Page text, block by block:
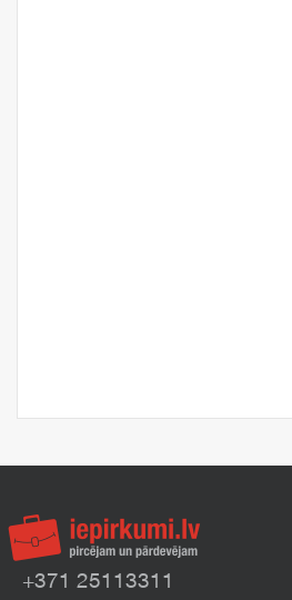
+371 25113311